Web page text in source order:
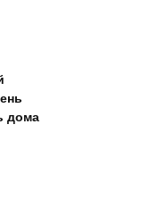
дома